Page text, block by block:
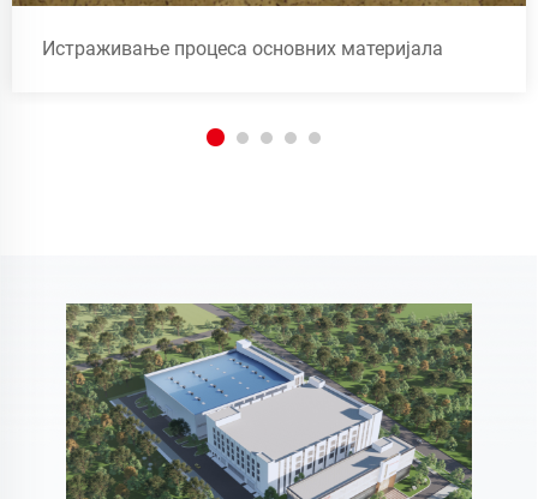
Истраживање процеса основних материјала